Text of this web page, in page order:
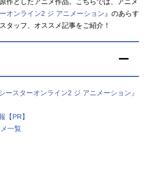
夏アニメ
オンライン2 ジ アニメーション 』のあらす
タッフ、オススメ記事をご紹介！
ースターオンライン2 ジ アニメーション』
【PR】
一覧